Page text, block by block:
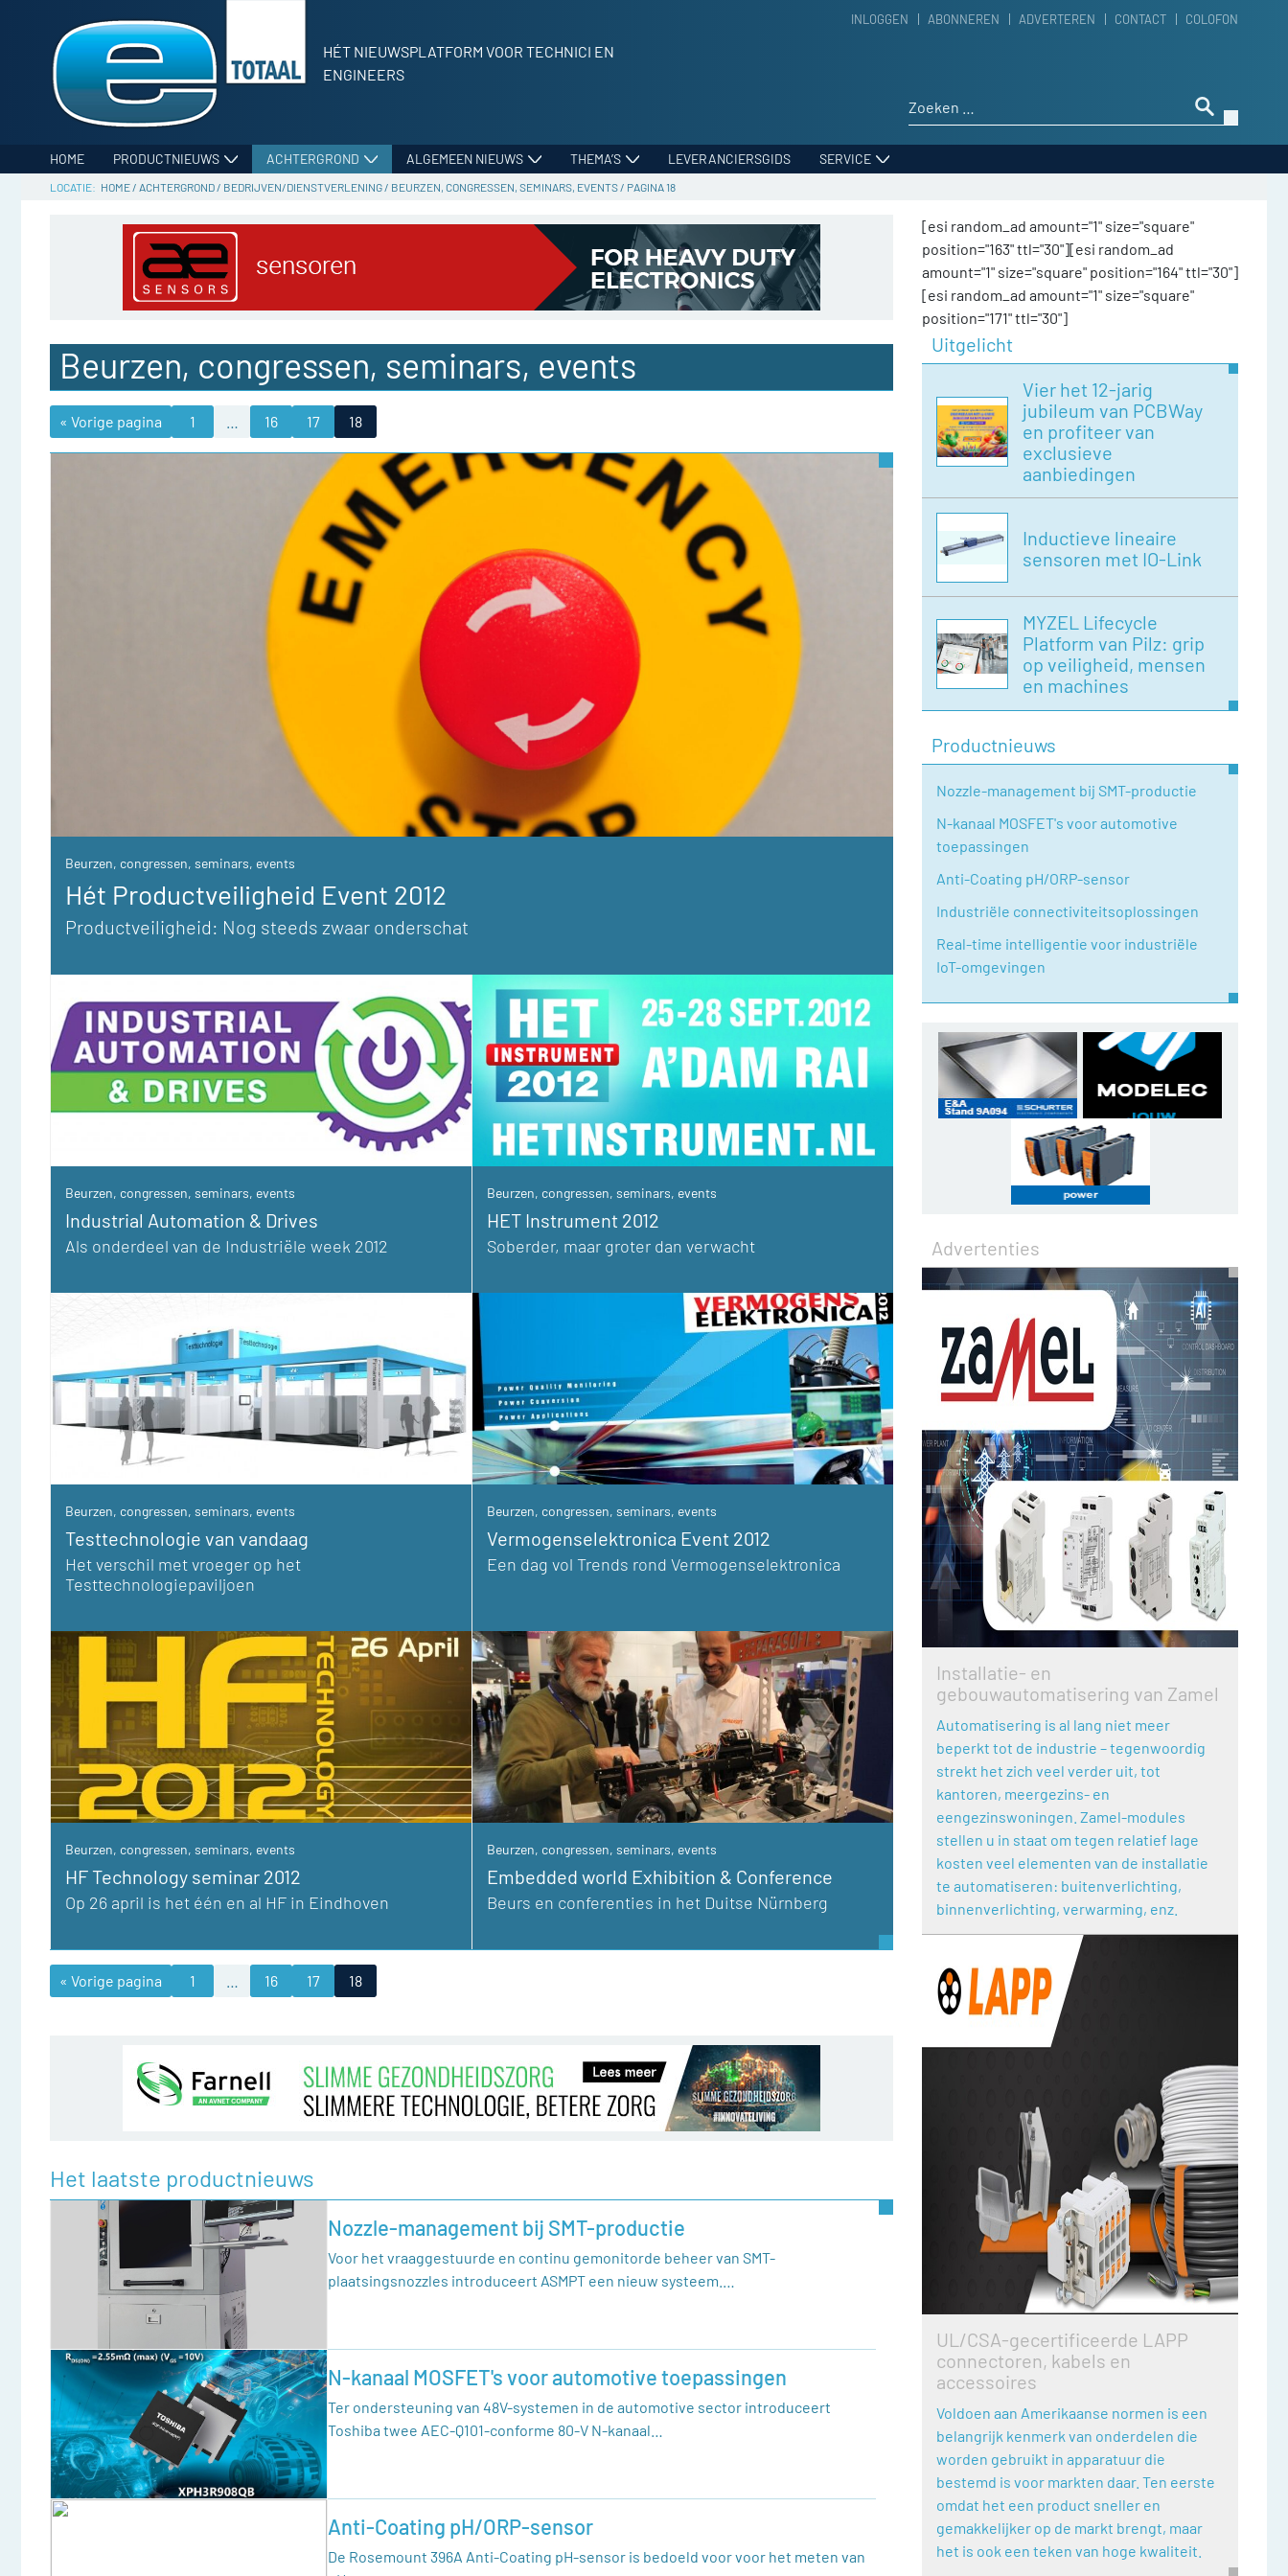
HÉT NIEUWSPLATFORM VOOR TECHNICI EN
ENGINEERS
INLOGGEN ABONNEREN ADVERTEREN CONTACT COLOFON
HOME PRODUCTNIEUWS ACHTERGROND ALGEMEEN NIEUWS THEMA’S LEVERANCIERSGIDS SERVICE
HOME/ ACHTERGROND/ BEDRIJVEN/DIENSTVERLENING/ BEURZEN, CONGRESSEN, SEMINARS, EVENTS/ PAGINA 18
Beurzen, congressen, seminars, events
« Vorige pagina 1 16 17 18
Beurzen, congressen, seminars, events
Hét Productveiligheid Event 2012
Productveiligheid: Nog steeds zwaar onderschat
Beurzen, congressen, seminars, events
Industrial Automation & Drives
Als onderdeel van de Industriële week 2012
Beurzen, congressen, seminars, events
HET Instrument 2012
Soberder, maar groter dan verwacht
Beurzen, congressen, seminars, events
Testtechnologie van vandaag
Het verschil met vroeger op het
Testtechnologiepaviljoen
Beurzen, congressen, seminars, events
Vermogenselektronica Event 2012
Een dag vol Trends rond Vermogenselektronica
Beurzen, congressen, seminars, events
HF Technology seminar 2012
Op 26 april is het één en al HF in Eindhoven
Beurzen, congressen, seminars, events
Embedded world Exhibition & Conference
Beurs en conferenties in het Duitse Nürnberg
« Vorige pagina 1 16 17 18
Het laatste productnieuws
Nozzle-management bij SMT-productie
Voor het vraaggestuurde en continu gemonitorde beheer van SMT-
plaatsingsnozzles introduceert ASMPT een nieuw systeem.…
N-kanaal MOSFET's voor automotive toepassingen
Ter ondersteuning van 48V-systemen in de automotive sector introduceert
Toshiba twee AEC-Q101-conforme 80-V N-kanaal…
Anti-Coating pH/ORP-sensor
De Rosemount 396A Anti-Coating pH-sensor is bedoeld voor voor het meten van
[esi random_ad amount="1" size="square"
position="163" ttl="30"][esi random_ad
amount="1" size="square" position="164" ttl="30"]
[esi random_ad amount="1" size="square"
position="171" ttl="30"]
Uitgelicht
Vier het 12-jarig
jubileum van PCBWay
en profiteer van
exclusieve
aanbiedingen
Inductieve lineaire
sensoren met IO-Link
MYZEL Lifecycle
Platform van Pilz: grip
op veiligheid, mensen
en machines
Productnieuws
Nozzle-management bij SMT-productie
N-kanaal MOSFET's voor automotive
toepassingen
Anti-Coating pH/ORP-sensor
Industriële connectiviteitsoplossingen
Real-time intelligentie voor industriële
IoT-omgevingen
Advertenties
Installatie- en
gebouwautomatisering van Zamel
Automatisering is al lang niet meer
beperkt tot de industrie – tegenwoordig
strekt het zich veel verder uit, tot
kantoren, meergezins- en
eengezinswoningen. Zamel-modules
stellen u in staat om tegen relatief lage
kosten veel elementen van de installatie
te automatiseren: buitenverlichting,
binnenverlichting, verwarming, enz.
UL/CSA-gecertificeerde LAPP
connectoren, kabels en
accessoires
Voldoen aan Amerikaanse normen is een
belangrijk kenmerk van onderdelen die
worden gebruikt in apparatuur die
bestemd is voor markten daar. Ten eerste
omdat het een product sneller en
gemakkelijker op de markt brengt, maar
het is ook een teken van hoge kwaliteit.